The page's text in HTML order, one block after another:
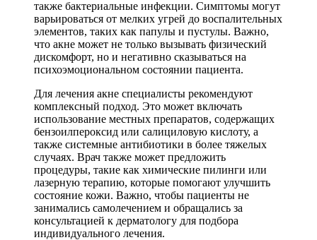
также бактериальные инфекции. Симптомы могут
варьироваться от мелких угрей до воспалительных
элементов, таких как папулы и пустулы. Важно,
что акне может не только вызывать физический
дискомфорт, но и негативно сказываться на
психоэмоциональном состоянии пациента.
Для лечения акне специалисты рекомендуют
комплексный подход. Это может включать
использование местных препаратов, содержащих
бензоилпероксид или салициловую кислоту, а
также системные антибиотики в более тяжелых
случаях. Врач также может предложить
процедуры, такие как химические пилинги или
лазерную терапию, которые помогают улучшить
состояние кожи. Важно, чтобы пациенты не
занимались самолечением и обращались за
консультацией к дерматологу для подбора
индивидуального лечения.